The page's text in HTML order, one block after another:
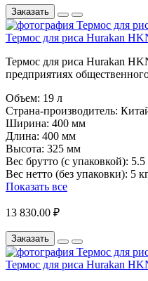
Заказать
Термос для риса Hurakan
Термос для риса Hurakan
предприятиях
Объем: 19 л
Страна-производитель:
Ширина: 400 мм
Длина: 400 мм
Высота: 325 мм
Вес брутто (с упаковкой): 5.5
Вес нетто (без упаковки): 5
Показать все
13 830.00 ₽
Заказать
Термос для риса Hurakan